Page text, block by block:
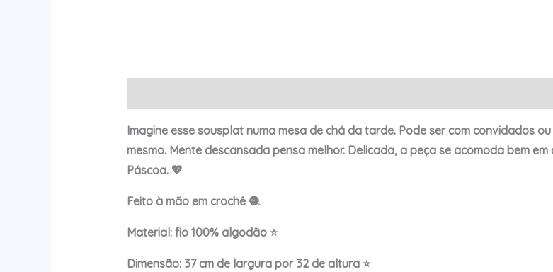
Imagine esse sousplat numa mesa de chá da tarde. Pode ser com convidados
mesmo. Mente descansada pensa melhor. Delicada, a peça se acomoda bem
Páscoa. 💖
Feito à mão em crochê 🧶
Material: fio 100% algodão ⭐
Dimensão: 37 cm de largura por 32 de altura ⭐